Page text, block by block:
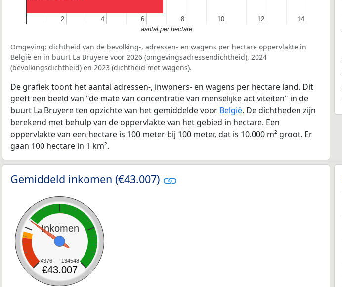
2
2 4
4 6
6 8
8 10
10 12
12 14
14
aantal per hectare
Omgeving: dichtheid van de bevolking-, adressen- en wagens per hectare oppervlakte in
België en in buurt La Bruyere voor 2026 (omgevingsadressendichtheid), 2024
(bevolkingsdichtheid) en 2023 (dichtheid met wagens).
De grafiek toont het aantal adressen-, inwoners- en wagens per hectare land. Dit
geeft een beeld van "de mate van concentratie van menselijke activiteiten" in de
buurt La Bruyere ten opzichte van het gemiddelde voor België. De dichtheden zijn
berekend met behulp van de oppervlakte van het gebied in hectare. Een
oppervlakte van een hectare is 100 meter bij 100 meter, dat is 10.000 m² groot. Er
gaan 100 hectare in 1 km².
Gemiddeld inkomen (€43.007)
Inkomen
4376 134548
€43.007